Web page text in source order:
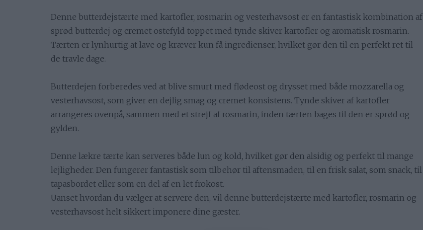
Denne butterdejstærte med kartofler, rosmarin og vesterhavsost er en fantastisk kombination af
sprød butterdej og cremet ostefyld toppet med tynde skiver kartofler og aromatisk rosmarin.
Tærten er lynhurtig at lave og kræver kun få ingredienser, hvilket gør den til en perfekt ret til
de travle dage.
Butterdejen forberedes ved at blive smurt med flødeost og drysset med både mozzarella og
vesterhavsost, som giver en dejlig smag og cremet konsistens. Tynde skiver af kartofler
arrangeres ovenpå, sammen med et strejf af rosmarin, inden tærten bages til den er sprød og
gylden.
Denne lækre tærte kan serveres både lun og kold, hvilket gør den alsidig og perfekt til mange
lejligheder. Den fungerer fantastisk som tilbehør til aftensmaden, til en frisk salat, som snack, til
tapasbordet eller som en del af en let frokost.
Uanset hvordan du vælger at servere den, vil denne butterdejstærte med kartofler, rosmarin og
vesterhavsost helt sikkert imponere dine gæster.